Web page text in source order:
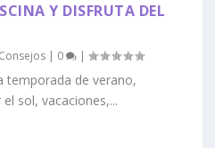
Y DISFRUTA DEL
Consejos | 0 |
temporada de verano,
sol, vacaciones,...